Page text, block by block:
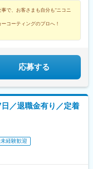
、七光台駅、佐倉駅、柏
タウン中央駅、有明テニス
駅、三鷹台駅、荒川車庫前
北八王子駅、新小金井駅、
福生駅、武蔵砂川駅、高田
、栄町駅(富山県)、西泉駅、
駅、荒尾駅(岐阜県)、各務原
北安城駅、蒲郡競艇場前駅、
太田川駅、大府駅、牛田駅
目寺駅、長久手古戦場駅、
泊駅(三重県)、松ケ崎駅(三重
、太秦広隆寺駅、中書島
本線)、鳳駅、中百舌鳥駅、
、牧落駅、若江岩田駅、交野
事で、お客さまも自分も“ニコニ
コーティングのプロへ！
応募する
／退職金有り／定着
経験歓迎